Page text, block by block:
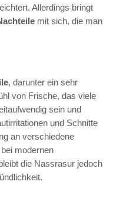
Allerdings bringt
mit sich, die man
, darunter ein sehr
von Frische, das viele
sein und
und Schnitte
an verschiedene
modernen
die Nassrasur jedoch